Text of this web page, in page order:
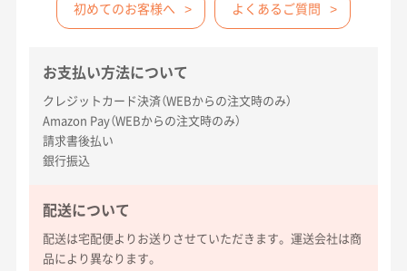
初めてのお客様へ よくあるご質問
お支払い方法について
クレジットカード決済（WEBからの注文時のみ）
Amazon Pay（WEBからの注文時のみ）
請求書後払い
銀行振込
配送について
配送は宅配便よりお送りさせていただきます。運送会社は商
品により異なります。